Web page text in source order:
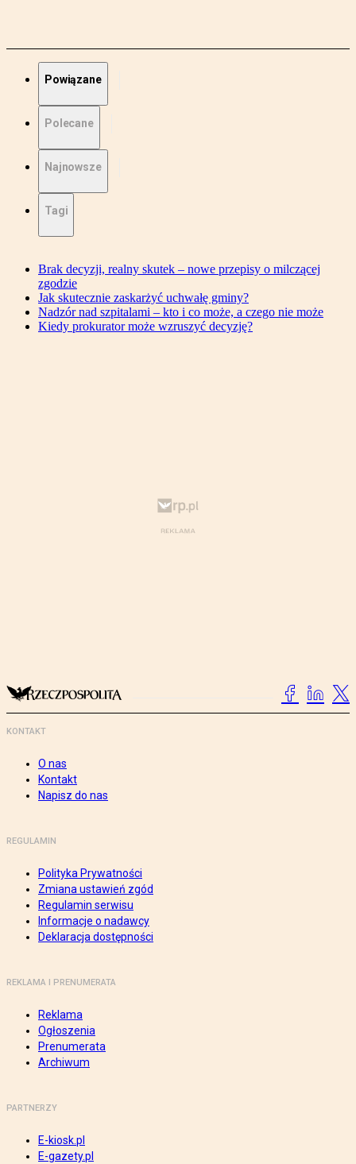
Powiązane
Polecane
Najnowsze
Tagi
Brak decyzji, realny skutek – nowe przepisy o milczącej
zgodzie
Jak skutecznie zaskarżyć uchwałę gminy?
Nadzór nad szpitalami – kto i co może, a czego nie może
Kiedy prokurator może wzruszyć decyzję?
KONTAKT
O nas
Kontakt
Napisz do nas
REGULAMIN
Polityka Prywatności
Zmiana ustawień zgód
Regulamin serwisu
Informacje o nadawcy
Deklaracja dostępności
REKLAMA I PRENUMERATA
Reklama
Ogłoszenia
Prenumerata
Archiwum
PARTNERZY
E-kiosk.pl
E-gazety.pl